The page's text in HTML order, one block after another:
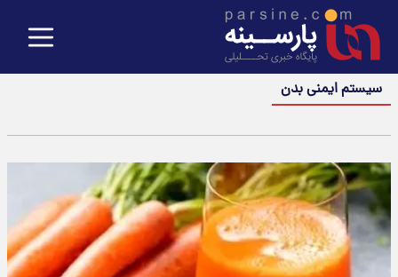
سیستم ایمنی بدن